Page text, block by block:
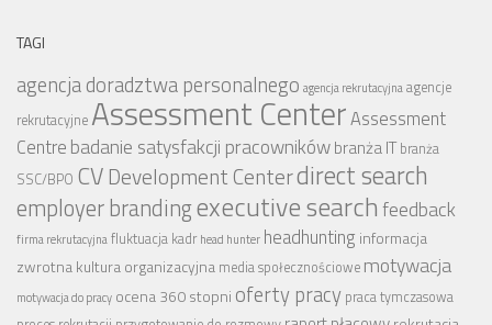
TAGI
agencja doradztwa personalnego agencja rekrutacyjnaagencje
rekrutacyjne Assessment CenterAssessment
Centre badanie satysfakcji pracownikówbranża IT branża
SSC/BPO CV Development Centerdirect search
employer brandingexecutive searchfeedback
firma rekrutacyjnafluktuacja kadr head hunter headhunting informacja
zwrotnakultura organizacyjna media społecznościowe motywacja
motywacja do pracy ocena 360 stopni oferty pracy praca tymczasowa